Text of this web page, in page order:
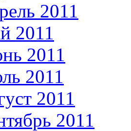
2011
2011
2011
2011
2011
2011